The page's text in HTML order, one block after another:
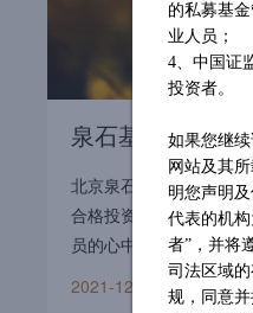
的私募基
业人员；
4、中国证
投资者。
如果您继
网站及其
明您声明
代表的机构
者”，并将
司法区域
规，同意
泉石基金李春雷
北京泉石私募基金管理
合格投资人的利益放在
员的心中。
2021-12-14